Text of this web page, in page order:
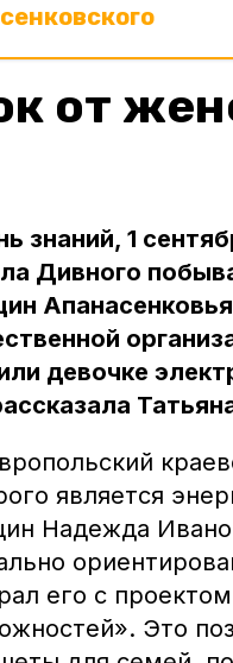
от
знаний, 1
Дивного
девочке
является
Надежда
его с
Это